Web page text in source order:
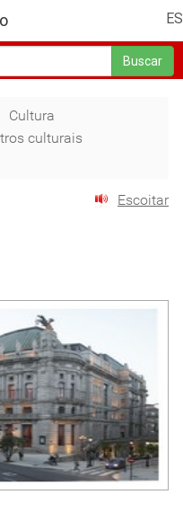
ES
Buscar
Cultura
culturais
Escoitar